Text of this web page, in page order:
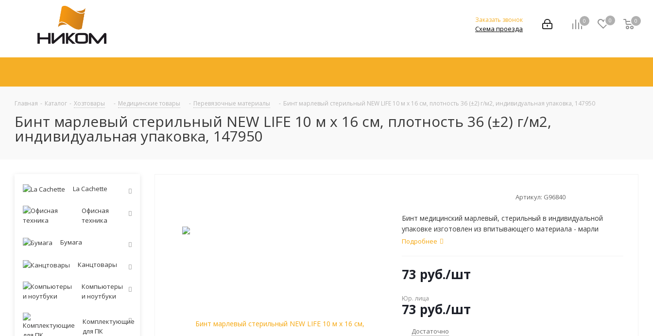
0 0 0
Заказать звонок
Схема проезда
Главная - Каталог - Хозтовары - Медицинские товары - Перевязочные материалы - Бинт марлевый стерильный NEW LIFE 10 м х 16 см, плотность 36 (±2) г/м2, индивидуальная упаковка, 147950
Бинт марлевый стерильный NEW LIFE 10 м х 16 см, плотность 36 (±2) г/м2,
индивидуальная упаковка, 147950
Артикул: G96840
Бинт медицинский марлевый, стерильный в индивидуальной
упаковке изготовлен из впитывающего материала - марли
медицинской, плотностью 36 г/м2.
Подробнее
73 руб./шт
Юр. лица
73 руб./шт
Достаточно
La Cachette
Офисная
техника
Бумага
Канцтовары
Компьютеры
и ноутбуки
Комплектующие
для ПК